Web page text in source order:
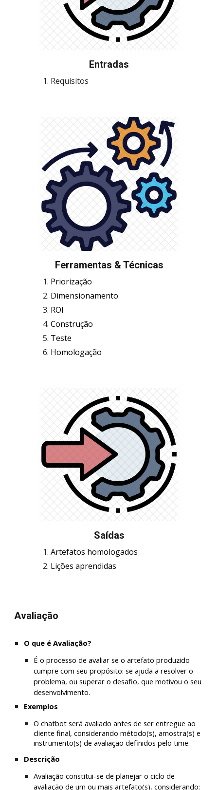
Entradas
Requisitos
Ferramentas & Técnicas
Priorização
Dimensionamento
ROI
Construção
Teste
Homologação
Saídas
Artefatos homologados
Lições aprendidas
Avaliação
O que é Avaliação?
É o processo de avaliar se o artefato produzido
cumpre com seu propósito: se ajuda a resolver o
problema, ou superar o desafio, que motivou o seu
desenvolvimento.
Exemplos
O chatbot será avaliado antes de ser entregue ao
cliente final, considerando método(s), amostra(s) e
instrumento(s) de avaliação definidos pelo time.
Descrição
Avaliação constitui-se de planejar o ciclo de
avaliação de um ou mais artefato(s), considerando: